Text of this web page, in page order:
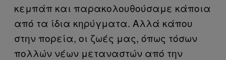
κεμπάπ και παρακολουθούσαμε κάποια
από τα ίδια κηρύγματα. Αλλά κάπου
στην πορεία, οι ζωές μας, όπως τόσων
πολλών νέων μεταναστών από την